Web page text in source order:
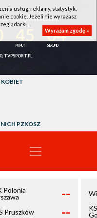
LOTTO AZS UMCS LUBLIN
04
TVPSPORT.PL
KOBIET
PZKOSZ
Polonia
--
Pruszków --
usług, reklamy, statystyk.
cookie. Jeżeli nie wyrażasz
Wyrażam zgodę »